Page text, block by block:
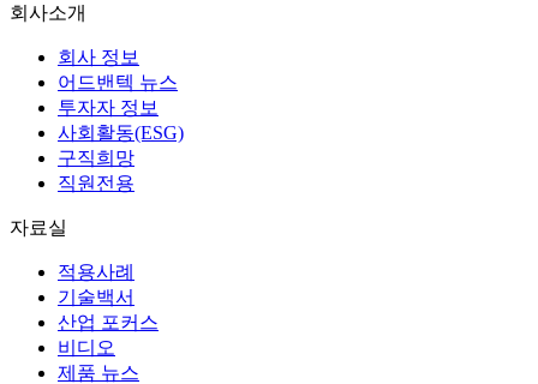
회사소개
회사 정보
어드밴텍 뉴스
투자자 정보
사회활동(ESG)
구직희망
직원전용
자료실
적용사례
기술백서
산업 포커스
비디오
제품 뉴스